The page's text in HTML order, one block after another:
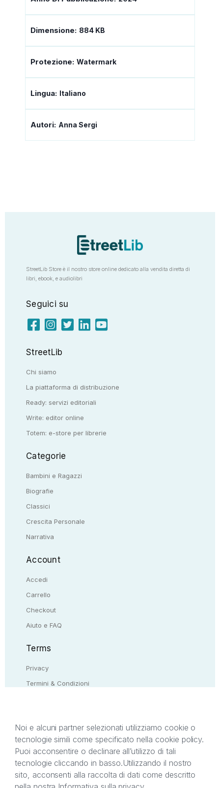
Dimensione: 884 KB
Protezione: Watermark
Lingua: Italiano
Autori: Anna Sergi
StreetLib Store è il nostro store online dedicato alla vendita diretta di
libri, ebook, e audiolibri
Seguici su
StreetLib
Chi siamo
La piattaforma di distribuzione
Ready: servizi editoriali
Write: editor online
Totem: e-store per librerie
Categorie
Bambini e Ragazzi
Biografie
Classici
Crescita Personale
Narrativa
Account
Accedi
Carrello
Checkout
Aiuto e FAQ
Terms
Privacy
Termini & Condizioni
Il presente sito web è di proprietà di StreetLib S.r.l.
C.F. e P.IVA 05338720963. StreetLib S.r.l. è
titolare di tutti i diritti di proprietà intellettuale
afferenti ai marchi, loghi e segni distintivi presenti
sul sito web. Si invita l’utente a prendere visione
Noi e alcuni partner selezionati utilizziamo cookie o
tecnologie simili come specificato nella cookie policy.
Puoi acconsentire o declinare all’utilizzo di tali
tecnologie cliccando in basso.Utilizzando il nostro
sito, acconsenti alla raccolta di dati come descritto